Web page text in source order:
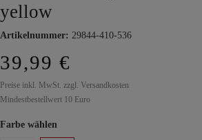
yellow
Artikelnummer: 29844-410-536
39,99 €
Preise inkl. MwSt. zzgl. Versandkosten
Mindestbestellwert 10 Euro
Farbe wählen